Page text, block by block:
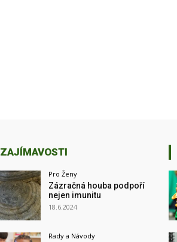
ZAJÍMAVOSTI
Pro Ženy
Zázračná houba podpoří
nejen imunitu
18.6.2024
Rady a Návody